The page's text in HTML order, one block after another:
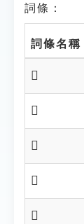
詞條：
詞條名稱
𥜩
𥜬
𥜯
𥜱
𥜰